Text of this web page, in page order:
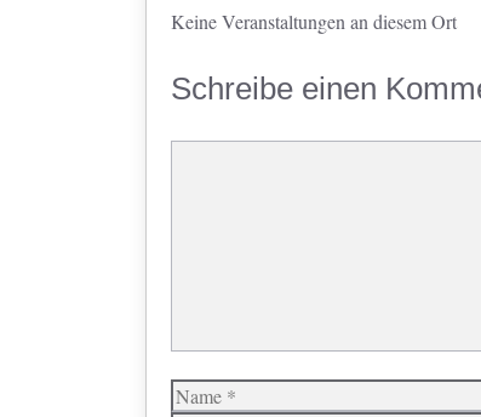
Keine Veranstaltungen an diesem Ort
Schreibe einen
Name